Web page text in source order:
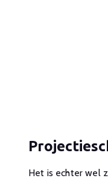
Het is echter wel